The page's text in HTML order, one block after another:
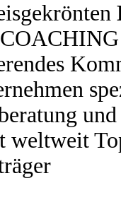
weltweit